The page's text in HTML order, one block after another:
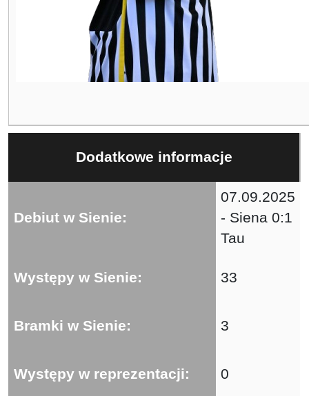
Dodatkowe informacje
Debiut w Sienie:
07.09.2025
- Siena 0:1
Tau
Występy w Sienie: 33
Bramki w Sienie: 3
Występy w reprezentacji: 0